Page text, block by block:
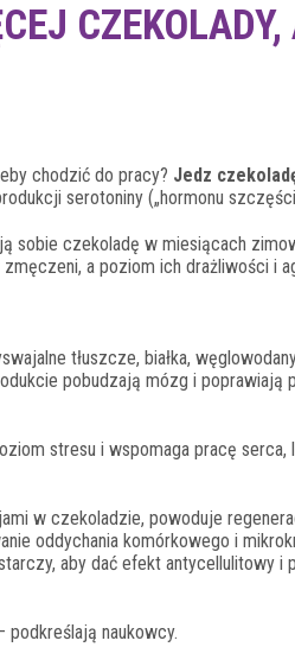
chodzić do pracy? Jedz
serotoniny („hormonu
sobie czekoladę w miesiącach
a poziom ich drażliwości i
tłuszcze, białka,
pobudzają mózg i poprawiają
stresu i wspomaga pracę
w czekoladzie, powoduje
oddychania komórkowego i
aby dać efekt antycellulitowy
podkreślają naukowcy.